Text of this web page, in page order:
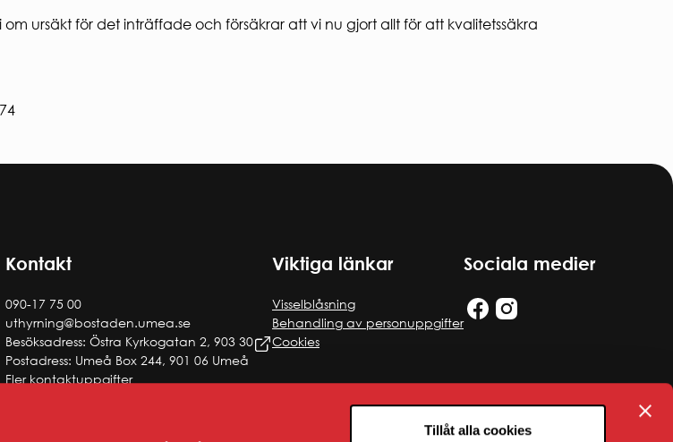
Tillåt alla cookies
om ursäkt för det inträffade och försäkrar att vi nu gjort allt för att kvalitetssäkra
Kontakt
090-17 75 00
uthyrning@bostaden.umea.se
Besöksadress: Östra Kyrkogatan 2, 903 30
Postadress: Umeå Box 244, 901 06 Umeå
Fler kontaktuppgifter
Viktiga länkar
Visselblåsning
Behandling av personuppgifter
Cookies
Sociala medier